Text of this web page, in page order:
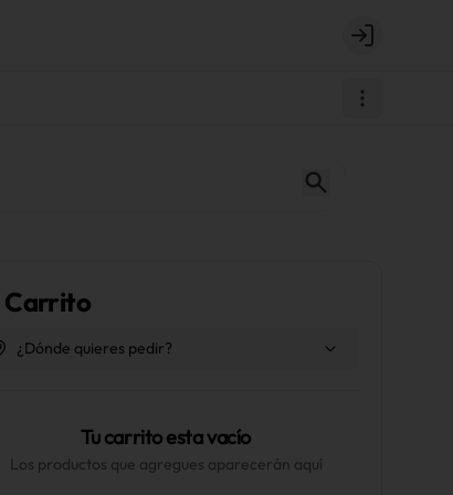
Login
Carrito
¿Dónde quieres pedir?
Tu carrito esta vacío
Los productos que agregues aparecerán aquí